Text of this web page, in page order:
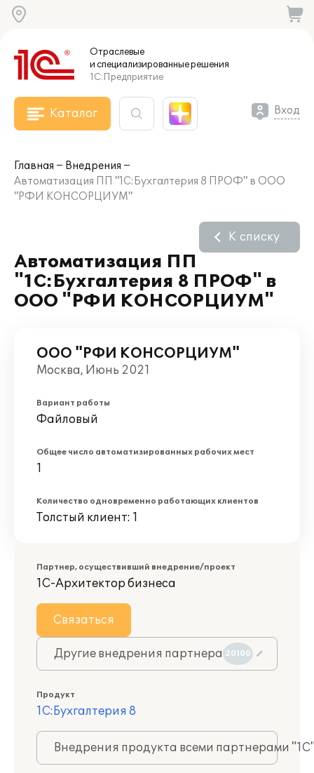
Отраслевые
и специализированныерешения
1С:Предприятие
Каталог Вход
Главная
Внедрения
Автоматизация ПП "1С:Бухгалтерия 8 ПРОФ" в ООО
"РФИ КОНСОРЦИУМ"
Автоматизация ПП
"1С:Бухгалтерия 8 ПРОФ" в
ООО "РФИ КОНСОРЦИУМ"
К списку
ООО "РФИ КОНСОРЦИУМ"
Москва, Июнь 2021
Вариант работы
Файловый
Общее число автоматизированных рабочих мест
1
Количество одновременно работающих клиентов
Толстый клиент: 1
Партнер, осуществивший внедрение/проект
1С-Архитектор бизнеса
Связаться
Другие внедрения партнера 20100
Продукт
1С:Бухгалтерия 8
Внедрения продукта всеми партнерами